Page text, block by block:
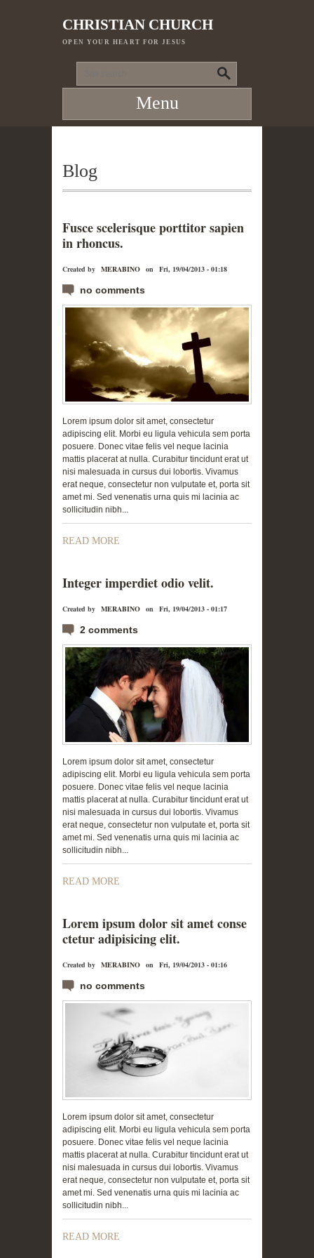
CHRISTIAN CHURCH
OPEN YOUR HEART FOR JESUS
Menu
Blog
Fusce scelerisque porttitor sapien
in rhoncus.
Created by MERABINO on Fri, 19/04/2013 - 01:18
no comments
Lorem ipsum dolor sit amet, consectetur
adipiscing elit. Morbi eu ligula vehicula sem porta
posuere. Donec vitae felis vel neque lacinia
mattis placerat at nulla. Curabitur tincidunt erat ut
nisi malesuada in cursus dui lobortis. Vivamus
erat neque, consectetur non vulputate et, porta sit
amet mi. Sed venenatis urna quis mi lacinia ac
sollicitudin nibh...
READ MORE
Integer imperdiet odio velit.
Created by MERABINO on Fri, 19/04/2013 - 01:17
2 comments
Lorem ipsum dolor sit amet, consectetur
adipiscing elit. Morbi eu ligula vehicula sem porta
posuere. Donec vitae felis vel neque lacinia
mattis placerat at nulla. Curabitur tincidunt erat ut
nisi malesuada in cursus dui lobortis. Vivamus
erat neque, consectetur non vulputate et, porta sit
amet mi. Sed venenatis urna quis mi lacinia ac
sollicitudin nibh...
READ MORE
Lorem ipsum dolor sit amet conse
ctetur adipisicing elit.
Created by MERABINO on Fri, 19/04/2013 - 01:16
no comments
Lorem ipsum dolor sit amet, consectetur
adipiscing elit. Morbi eu ligula vehicula sem porta
posuere. Donec vitae felis vel neque lacinia
mattis placerat at nulla. Curabitur tincidunt erat ut
nisi malesuada in cursus dui lobortis. Vivamus
erat neque, consectetur non vulputate et, porta sit
amet mi. Sed venenatis urna quis mi lacinia ac
sollicitudin nibh...
READ MORE